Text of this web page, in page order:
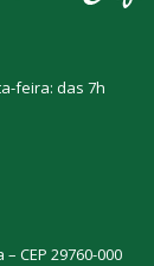
feira: das 7h
CEP 29760-000